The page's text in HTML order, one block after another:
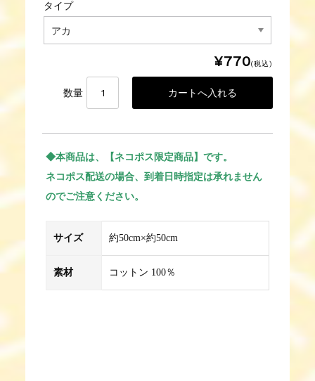
タイプ
¥770(税込)
数量
◆本商品は、【ネコポス限定商品】です。
ネコポス配送の場合、到着日時指定は承れません
のでご注意ください。
サイズ 約50cm×約50cm
素材 コットン 100％